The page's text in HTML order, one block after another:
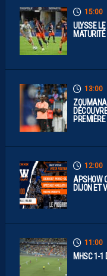
15:00
ULYSSE
13:00
ZOUMANA
PREMIÈRE
12:00
APSHOW
DIJON ET
11:00
MHSC 1-1